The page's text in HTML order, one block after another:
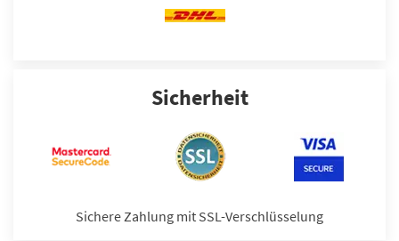
Sicherheit
Sichere Zahlung mit SSL-Verschlüsselung